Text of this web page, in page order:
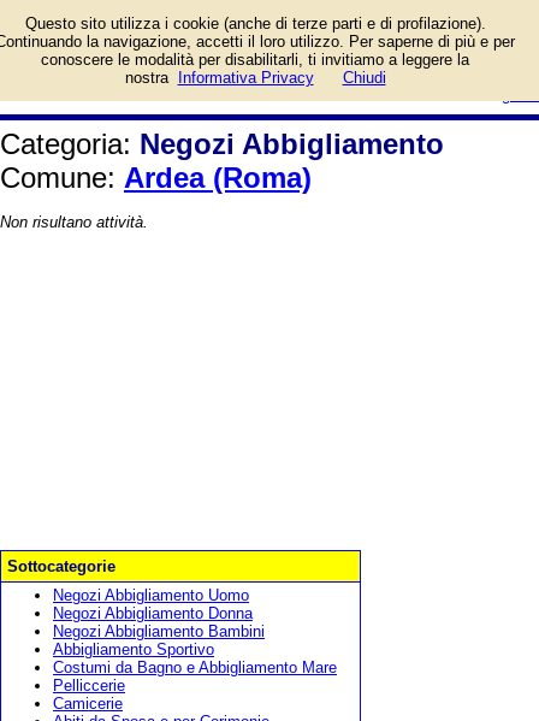
(Roma).
Categoria: Negozi Abbigliamento
Comune: Ardea (Roma)
Non risultano attività.
Sottocategorie
Negozi Abbigliamento Uomo
Negozi Abbigliamento Donna
Negozi Abbigliamento Bambini
Abbigliamento Sportivo
Costumi da Bagno e Abbigliamento Mare
Pelliccerie
Camicerie
Questo sito utilizza i cookie (anche di terze parti e di profilazione).
la navigazione, accetti il loro utilizzo. Per saperne di più e per
conoscere le modalità per disabilitarli, ti invitiamo a leggere la
nostra
Informativa Privacy Chiudi